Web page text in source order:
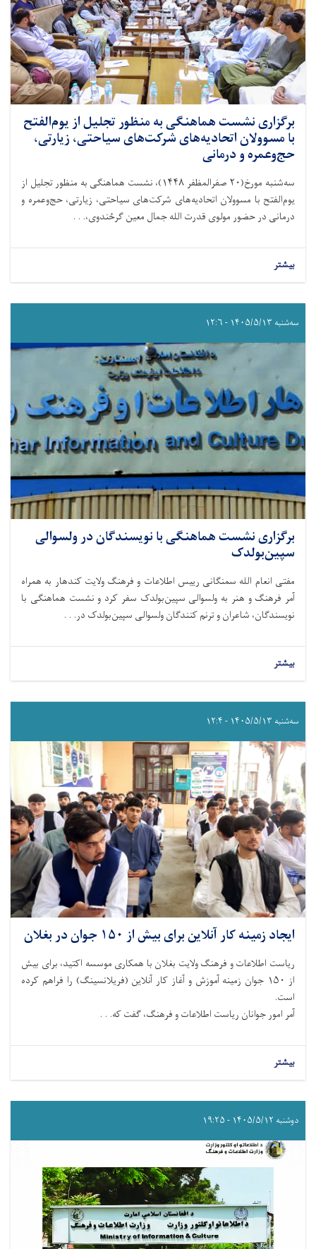
برگزاری نشست هماهنگی به منظور تجلیل از یوم‌الفتح
با مسوولان اتحادیه‌های شرکت‌های سیاحتی، زیارتی،
حج‌وعمره و درمانی
سه‌شنبه مورخ(۲۰ صفرالمظفر ۱۴۴۸)، نشست هماهنگی به منظور تجلیل از
یوم‌الفتح با مسوولان اتحادیه‌های شرکت‌های سیاحتی، زیارتی، حج‌وعمره و
درمانی در حضور مولوی قدرت الله جمال معین گرځندوی،. . .
بیشتر
سه‌شنبه ۱۴۰۵/۵/۱۳ - ۱۲:۶
برگزاری نشست هماهنگی با نویسندگان در ولسوالی
سپین‌بولدک
مفتی انعام الله سمنگانی رییس اطلاعات و فرهنگ ولایت کندهار به همراه
آمر فرهنگ و هنر به ولسوالی سپین‌بولدک سفر کرد و نشست هماهنگی با
نویسندگان، شاعران و ترنم کنندگان ولسوالی سپین‌بولدک در. . .
بیشتر
سه‌شنبه ۱۴۰۵/۵/۱۳ - ۱۲:۴
ایجاد زمینه کار آنلاین برای بیش از ۱۵۰ جوان در بغلان
ریاست اطلاعات و فرهنگ ولایت بغلان با همکاری موسسه اکتید، برای بیش
از ۱۵۰ جوان زمینه آموزش و آغاز کار آنلاین (فریلانسینگ) را فراهم کرده
است.
آمر امور جوانان ریاست اطلاعات و فرهنگ، گفت که. . .
بیشتر
دوشنبه ۱۴۰۵/۵/۱۲ - ۱۹:۲۵